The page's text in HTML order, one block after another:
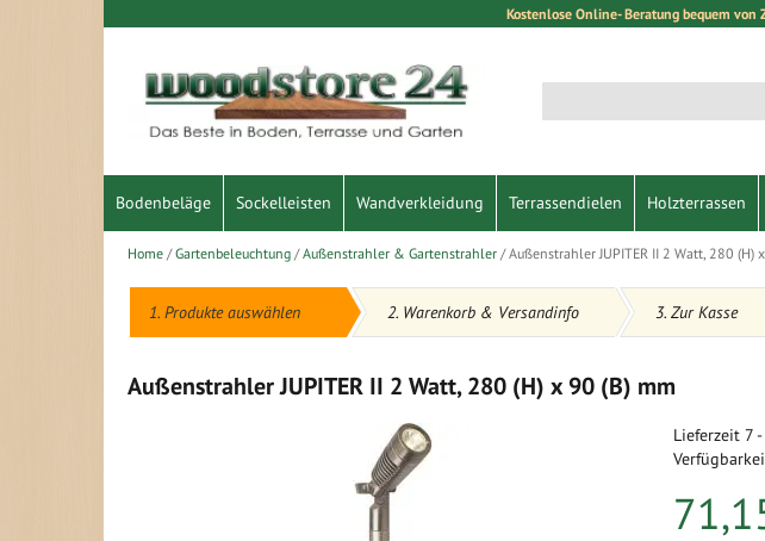
Kostenlose Online- Beratung bequem von
Inhalt
Suche
Bodenbeläge Sockelleisten Wandverkleidung Terrassendielen Holzterrassen
Home Gartenbeleuchtung Außenstrahler & Gartenstrahler Außenstrahler JUPITER II 2 Watt, 280 (H)
1. Produkte auswählen 2. Warenkorb & Versandinfo 3. Zur Kasse
Außenstrahler JUPITER II 2 Watt, 280 (H) x 90 (B) mm
Lieferzeit 7